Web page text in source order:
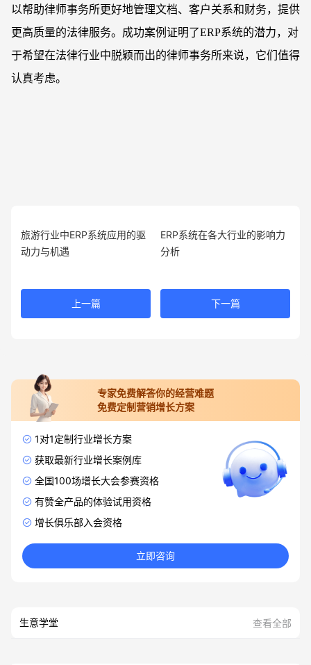
以帮助律师事务所更好地管理文档、客户关系和财务，提供
更高质量的法律服务。成功案例证明了ERP系统的潜力，对
于希望在法律行业中脱颖而出的律师事务所来说，它们值得
认真考虑。
旅游行业中ERP系统应用的驱
动力与机遇
上一篇
ERP系统在各大行业的影响力
分析
下一篇
专家免费解答你的经营难题
免费定制营销增长方案
1对1定制行业增长方案
获取最新行业增长案例库
全国100场增长大会参赛资格
有赞全产品的体验试用资格
增长俱乐部入会资格
立即咨询
生意学堂 查看全部